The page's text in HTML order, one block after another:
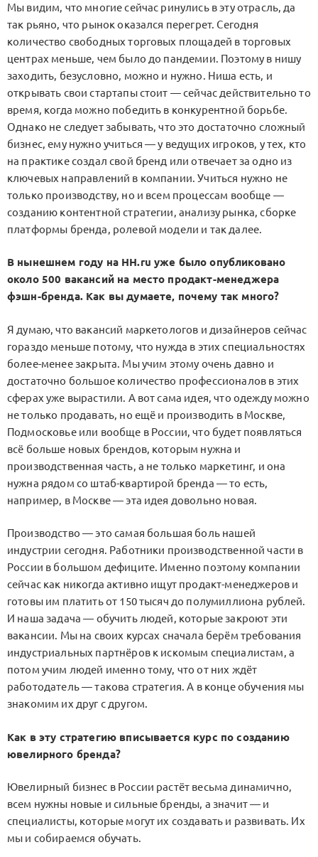
Мы видим, что многие сейчас ринулись в эту отрасль, да
так рьяно, что рынок оказался перегрет. Сегодня
количество свободных торговых площадей в торговых
центрах меньше, чем было до пандемии. Поэтому в нишу
заходить, безусловно, можно и нужно. Ниша есть, и
открывать свои стартапы стоит — сейчас действительно то
время, когда можно победить в конкурентной борьбе.
Однако не следует забывать, что это достаточно сложный
бизнес, ему нужно учиться — у ведущих игроков, у тех, кто
на практике создал свой бренд или отвечает за одно из
ключевых направлений в компании. Учиться нужно не
только производству, но и всем процессам вообще —
созданию контентной стратегии, анализу рынка, сборке
платформы бренда, ролевой модели и так далее.
В нынешнем году на HH.ru уже было опубликовано
около 500 вакансий на место продакт-менеджера
фэшн-бренда. Как вы думаете, почему так много?
Я думаю, что вакансий маркетологов и дизайнеров сейчас
гораздо меньше потому, что нужда в этих специальностях
более-менее закрыта. Мы учим этому очень давно и
достаточно большое количество профессионалов в этих
сферах уже вырастили. А вот сама идея, что одежду можно
не только продавать, но ещё и производить в Москве,
Подмосковье или вообще в России, что будет появляться
всё больше новых брендов, которым нужна и
производственная часть, а не только маркетинг, и она
нужна рядом со штаб-квартирой бренда — то есть,
например, в Москве — эта идея довольно новая.
Производство — это самая большая боль нашей
индустрии сегодня. Работники производственной части в
России в большом дефиците. Именно поэтому компании
сейчас как никогда активно ищут продакт-менеджеров и
готовы им платить от 150 тысяч до полумиллиона рублей.
И наша задача — обучить людей, которые закроют эти
вакансии. Мы на своих курсах сначала берём требования
индустриальных партнёров к искомым специалистам, а
потом учим людей именно тому, что от них ждёт
работодатель — такова стратегия. А в конце обучения мы
знакомим их друг с другом.
Как в эту стратегию вписывается курс по созданию
ювелирного бренда?
Ювелирный бизнес в России растёт весьма динамично,
всем нужны новые и сильные бренды, а значит — и
специалисты, которые могут их создавать и развивать. Их
мы и собираемся обучать.